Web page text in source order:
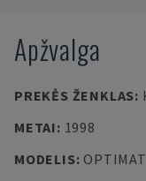
Apžvalga
PREKĖS ŽENKLAS:
METAI: 1998
MODELIS: